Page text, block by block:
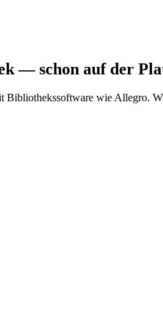
— schon auf der
Bibliothekssoftware wie Allegro.